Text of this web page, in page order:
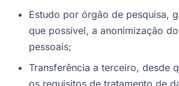
Estudo por órgão de pesquisa,
que possível, a anonimização
pessoais;
Transferência a terceiro, desde
os requisitos de tratamento de